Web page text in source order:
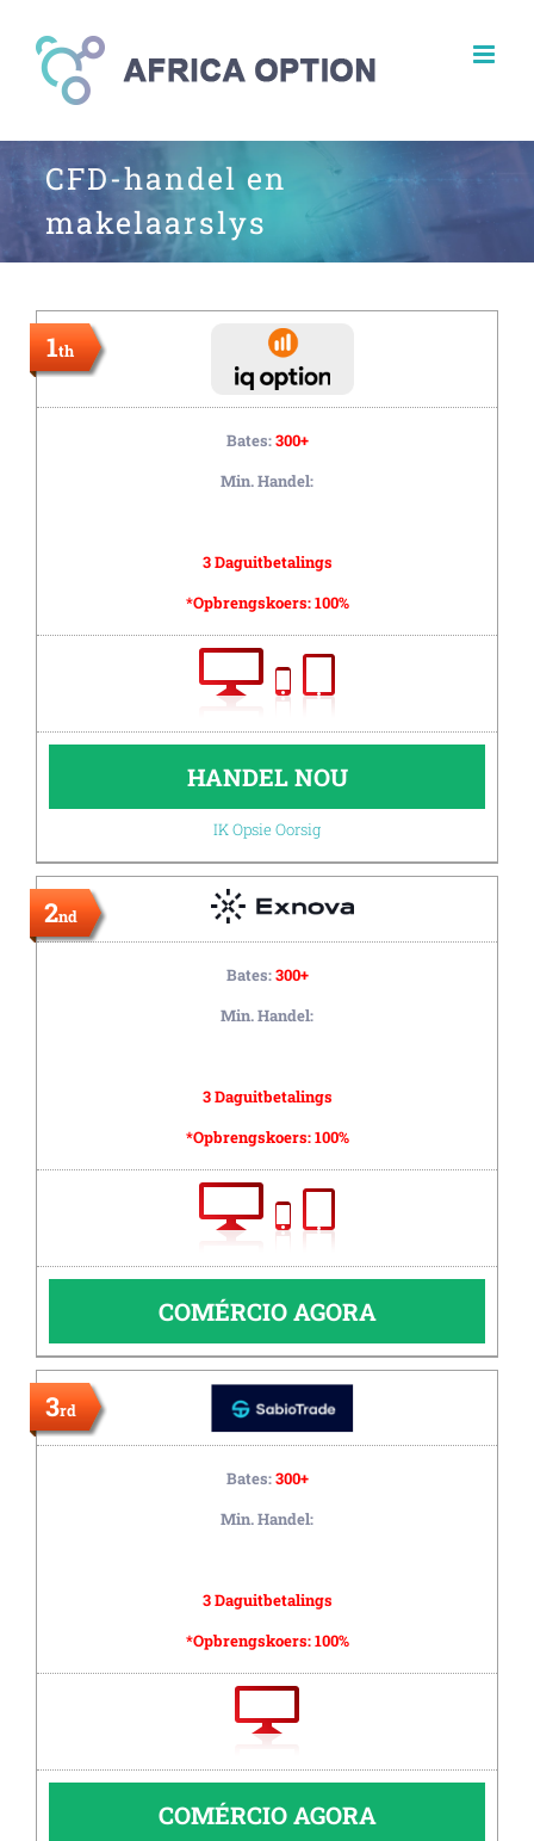
content
CFD-handel en
makelaarslys
1th
Bates:300+
Min. Handel:
3 Daguitbetalings
*Opbrengskoers:100%
HANDEL NOU
IK Opsie Oorsig
2nd
Bates:300+
Min. Handel:
3 Daguitbetalings
*Opbrengskoers:100%
COMÉRCIO AGORA
3rd
Bates:300+
Min. Handel:
3 Daguitbetalings
*Opbrengskoers:100%
COMÉRCIO AGORA